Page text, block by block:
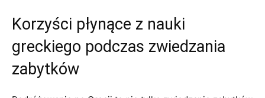
Korzyści płynące z nauki
greckiego ⁣podczas zwiedzania‍
zabytków